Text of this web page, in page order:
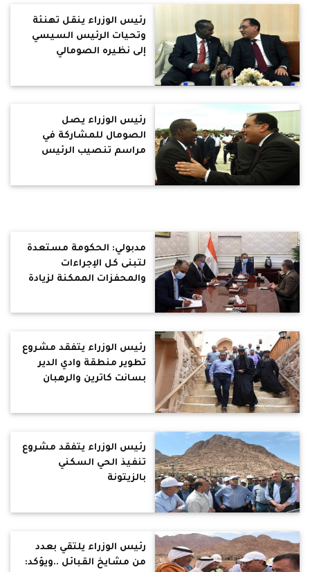
رئيس الوزراء ينقل تهنئة
وتحيات الرئيس السيسي
إلى نظيره الصومالي
رئيس الوزراء يصل
الصومال للمشاركة في
مراسم تنصيب الرئيس
مدبولي: الحكومة مستعدة
لتبنى كل الإجراءات
والمحفزات الممكنة لزيادة
رئيس الوزراء يتفقد مشروع
تطوير منطقة وادي الدير
بسانت كاترين والرهبان
رئيس الوزراء يتفقد مشروع
تنفيذ الحي السكني
بالزيتونة
رئيس الوزراء يلتقي بعدد
من مشايخ القبائل ..ويؤكد: